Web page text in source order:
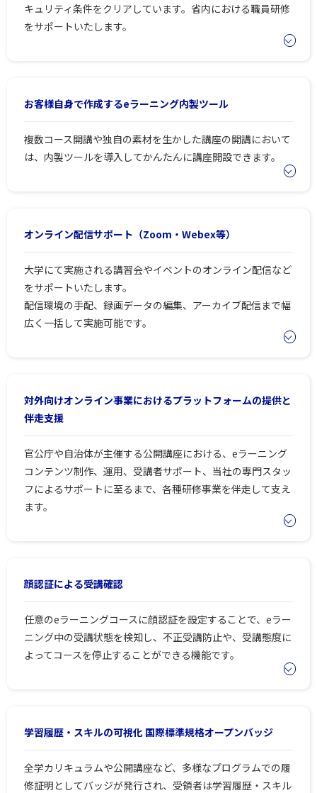
キュリティ条件をクリアしています。省内における職員研修
をサポートいたします。
お客様自身で作成するeラーニング内製ツール
複数コース開講や独自の素材を生かした講座の開講において
は、内製ツールを導入してかんたんに講座開設できます。
オンライン配信サポート（Zoom・Webex等）
大学にて実施される講習会やイベントのオンライン配信など
をサポートいたします。
配信環境の手配、録画データの編集、アーカイブ配信まで幅
広く一括して実施可能です。
対外向けオンライン事業におけるプラットフォームの提供と
伴走支援
官公庁や自治体が主催する公開講座における、eラーニング
コンテンツ制作、運用、受講者サポート、当社の専門スタッ
フによるサポートに至るまで、各種研修事業を伴走して支え
ます。
顔認証による受講確認
任意のeラーニングコースに顔認証を設定することで、eラー
ニング中の受講状態を検知し、不正受講防止や、受講態度に
よってコースを停止することができる機能です。
学習履歴・スキルの可視化 国際標準規格オープンバッジ
全学カリキュラムや公開講座など、多様なプログラムでの履
修証明としてバッジが発行され、受領者は学習履歴・スキル